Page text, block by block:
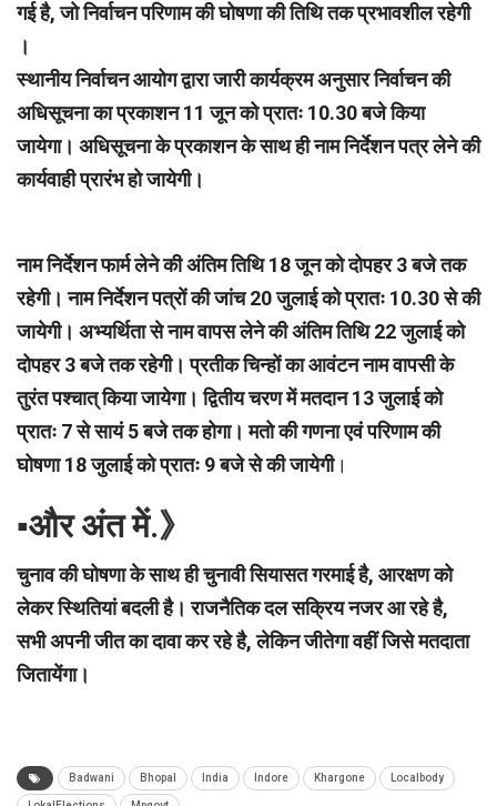
गई है, जो निर्वाचन परिणाम की घोषणा की तिथि तक प्रभावशील रहेगी
।
स्थानीय निर्वाचन आयोग द्वारा जारी कार्यक्रम अनुसार निर्वाचन की
अधिसूचना का प्रकाशन 11 जून को प्रातः 10.30 बजे किया
जायेगा। अधिसूचना के प्रकाशन के साथ ही नाम निर्देशन पत्र लेने की
कार्यवाही प्रारंभ हो जायेगी।
नाम निर्देशन फार्म लेने की अंतिम तिथि 18 जून को दोपहर 3 बजे तक
रहेगी। नाम निर्देशन पत्रों की जांच 20 जुलाई को प्रातः 10.30 से की
जायेगी। अभ्यर्थिता से नाम वापस लेने की अंतिम तिथि 22 जुलाई को
दोपहर 3 बजे तक रहेगी। प्रतीक चिन्हों का आवंटन नाम वापसी के
तुरंत पश्चात् किया जायेगा। द्वितीय चरण में मतदान 13 जुलाई को
प्रातः 7 से सायं 5 बजे तक होगा। मतो की गणना एवं परिणाम की
घोषणा 18 जुलाई को प्रातः 9 बजे से की जायेगी।
▪︎और अंत में.》
चुनाव की घोषणा के साथ ही चुनावी सियासत गरमाई है, आरक्षण को
लेकर स्थितियां बदली है। राजनैतिक दल सक्रिय नजर आ रहे है,
सभी अपनी जीत का दावा कर रहे है, लेकिन जीतेगा वहीं जिसे मतदाता
जितायेंगा।
Badwani Bhopal India Indore Khargone Localbody